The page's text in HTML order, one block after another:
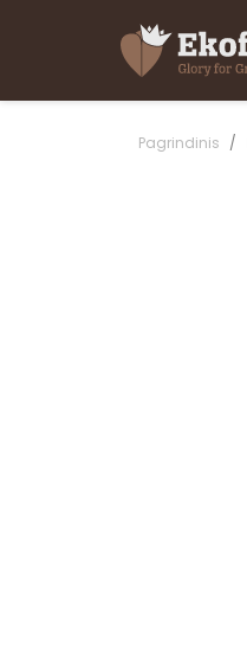
Pagrindinis